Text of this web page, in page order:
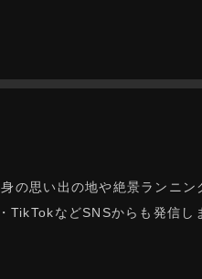
の思い出の地や絶景ランニン
TikTokなどSNSからも発信し